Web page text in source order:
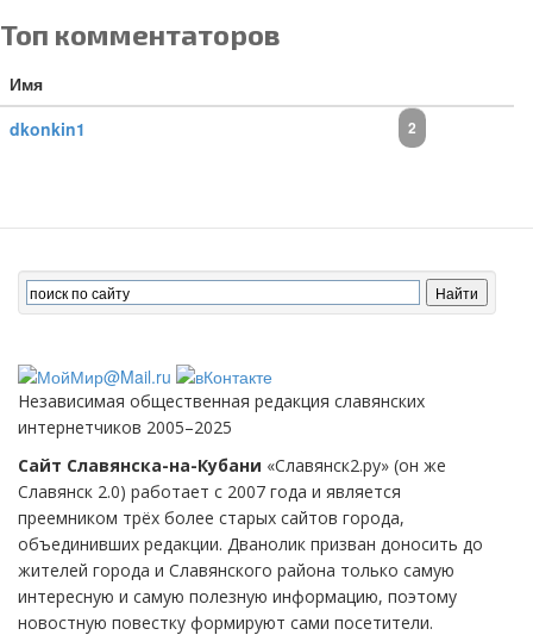
Топ комментаторов
Имя
dkonkin1
2
Независимая общественная редакция славянских
интернетчиков 2005–2025
Сайт Славянска-на-Кубани «Славянск2.ру» (он же
Славянск 2.0) работает с 2007 года и является
преемником трёх более старых сайтов города,
объединивших редакции. Дванолик призван доносить до
жителей города и Славянского района только самую
интересную и самую полезную информацию, поэтому
новостную повестку формируют сами посетители.